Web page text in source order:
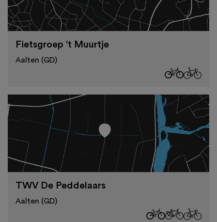
Fietsgroep 't Muurtje
Aalten (GD)
TWV De Peddelaars
Aalten (GD)